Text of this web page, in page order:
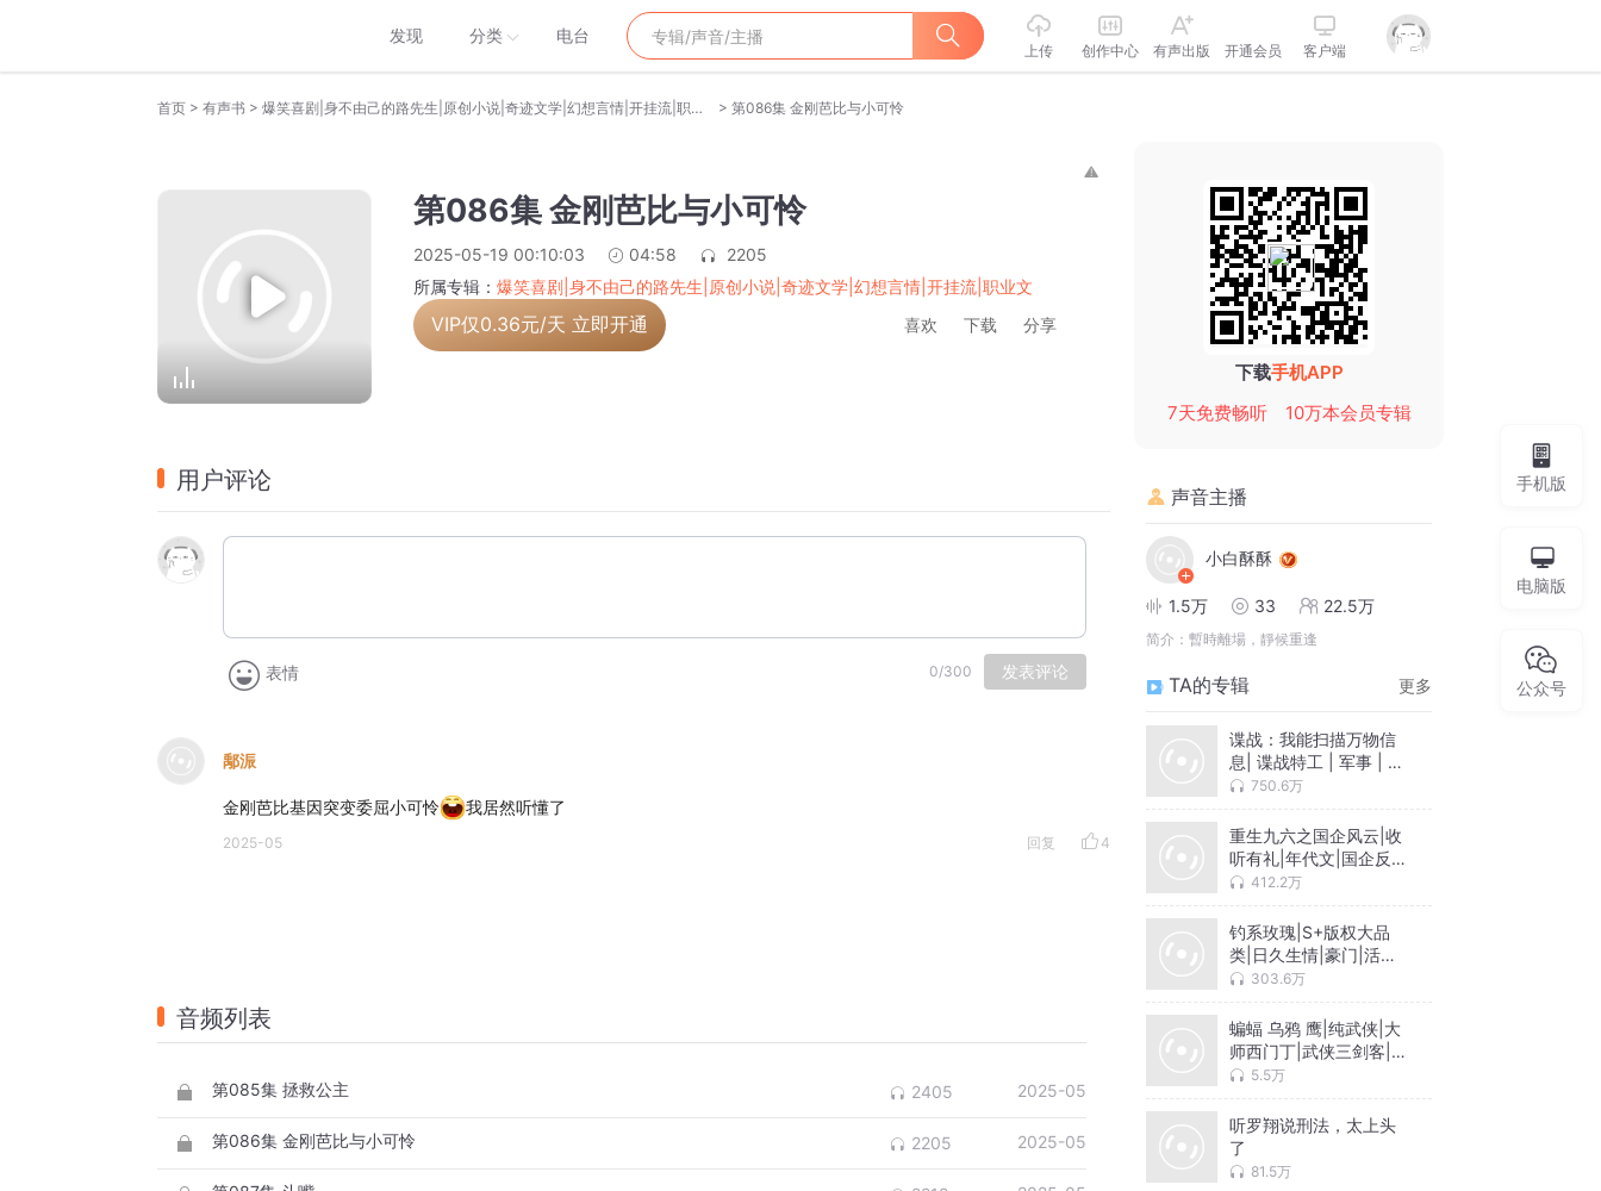
发现 分类 电台
上传 创作中心 有声出版 开通会员 客户端
首页 > 有声书 > 爆笑喜剧|身不由己的路先生|原创小说|奇迹文学|幻想言情|开挂流|职业文 > 第086集 金刚芭比与小可怜
第086集 金刚芭比与小可怜
2025-05-19 00:10:03 04:58
2205
所属专辑： 爆笑喜剧|身不由己的路先生|原创小说|奇迹文学|幻想言情|开挂流|职业文
VIP仅0.36元/天 立即开通 喜欢 下载 分享
用户评论
表情 0/300 发表评论
鄅浱
金刚芭比基因突变委屈小可怜 我居然听懂了
2025-05 回复 4
音频列表
第085集 拯救公主 2405 2025-05
第086集 金刚芭比与小可怜 2205 2025-05
下载手机APP
7天免费畅听
10万本会员专辑
声音主播
小白酥酥
1.5万 33 22.5万
简介： 暫時離場，靜候重逢
TA的专辑 更多
谍战：我能扫描万物信
息| 谍战特工 | 军事 | 抗
日| 热血|布局流|卧底
750.6万
重生九六之国企风云|收
听有礼|年代文|国企反腐
改革|职业文|励志|爽文|
412.2万
钓系玫瑰|S+版权大品
类|日久生情|豪门|活色
生香|腹黑|多人有声剧
303.6万
蝙蝠 乌鸦 鹰|纯武侠|大
师西门丁|武侠三剑客|同
名影视制作中
5.5万
听罗翔说刑法，太上头
了
81.5万
手机版
电脑版
公众号